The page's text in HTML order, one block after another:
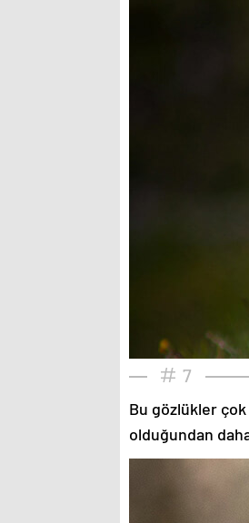
7
Bu gözlükler çok
olduğundan